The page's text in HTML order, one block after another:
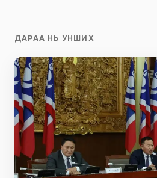
ДАРАА НЬ УНШИХ